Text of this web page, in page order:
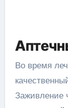
Во время
Заживление